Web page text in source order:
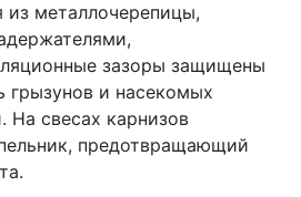
из металлочерепицы,
зазоры защищены
грызунов и насекомых
На свесах карнизов
предотвращающий